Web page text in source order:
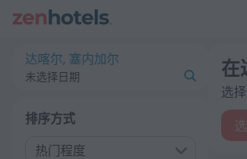
达喀尔, 塞内加尔
未选择日期
排序方式
热门程度
在
选
20 强 在达喀尔的酒店 2026起价 ¥ 374 - 在